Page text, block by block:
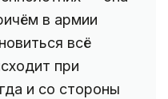
в армии
всё
при
и со стороны